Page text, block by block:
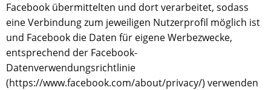
Facebook übermittelten und dort verarbeitet, sodass
eine Verbindung zum jeweiligen Nutzerprofil möglich ist
und Facebook die Daten für eigene Werbezwecke,
entsprechend der Facebook-
Datenverwendungsrichtlinie
(https://www.facebook.com/about/privacy/) verwenden